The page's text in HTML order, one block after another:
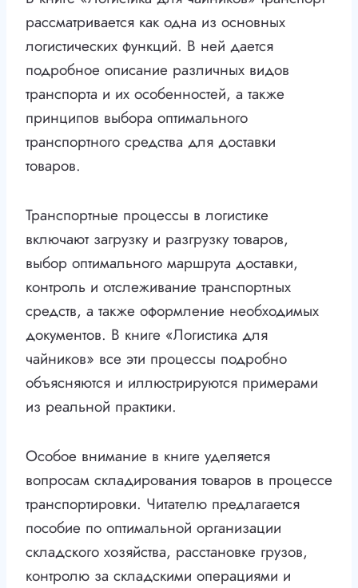
рассматривается как одна из основных
логистических функций. В ней дается
подробное описание различных видов
транспорта и их особенностей, а также
принципов выбора оптимального
транспортного средства для доставки
товаров.
Транспортные процессы в логистике
включают загрузку и разгрузку товаров,
выбор оптимального маршрута доставки,
контроль и отслеживание транспортных
средств, а также оформление необходимых
документов. В книге «Логистика для
чайников» все эти процессы подробно
объясняются и иллюстрируются примерами
из реальной практики.
Особое внимание в книге уделяется
вопросам складирования товаров в процессе
транспортировки. Читателю предлагается
пособие по оптимальной организации
складского хозяйства, расстановке грузов,
контролю за складскими операциями и